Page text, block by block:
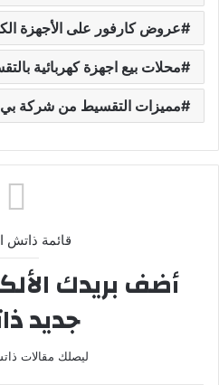
عروض كارفور على الأجهزة
محلات بيع اجهزة كهربائية
مميزات التقسيط من شركة
قائمة ذاتش
أضف بريدك
جديد
ليصلك مقالات